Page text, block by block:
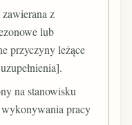
z
lub
przyczyny leżące
na stanowisku
wykonywania pracy